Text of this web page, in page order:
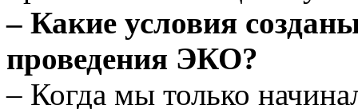
– Какие условия
проведения ЭКО?
– Когда мы только